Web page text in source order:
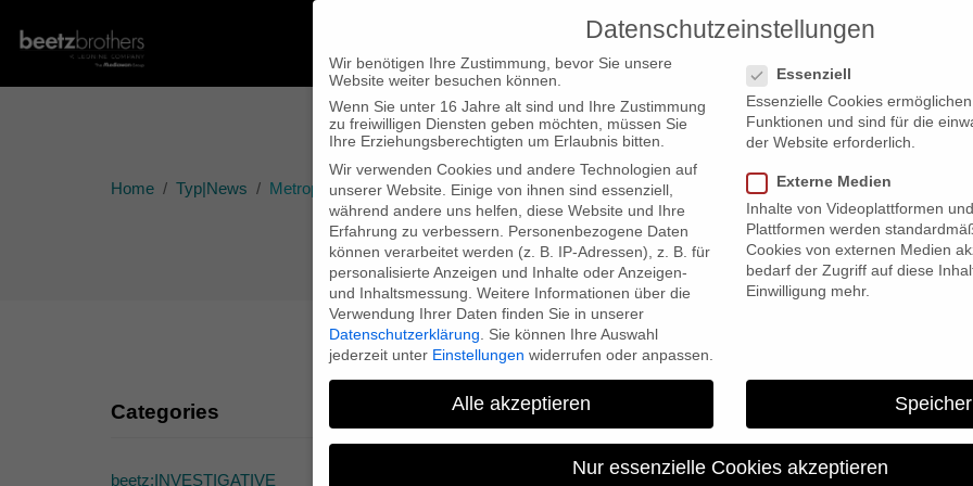
PRODUCTIONS
Home Typ|News Metropolis-Beitrag “Stéphane Hessel” nominiert bei “LiteraVision 2012”
Metropolis-Beitrag “Stéphane
“LiteraVision
Categories
beetz:INVESTIGATIVE
Datenschutzeinstellungen
Wir benötigen Ihre Zustimmung, bevor Sie unsere
Website weiter besuchen können.
Wenn Sie unter 16 Jahre alt sind und Ihre Zustimmung
zu freiwilligen Diensten geben möchten, müssen Sie
Ihre Erziehungsberechtigten um Erlaubnis bitten.
Wir verwenden Cookies und andere Technologien auf
unserer Website. Einige von ihnen sind essenziell,
während andere uns helfen, diese Website und Ihre
Erfahrung zu verbessern.
Personenbezogene Daten
können verarbeitet werden (z. B. IP-Adressen), z. B. für
personalisierte Anzeigen und Inhalte oder Anzeigen-
und Inhaltsmessung. Weitere Informationen über die
Verwendung Ihrer Daten finden Sie in unserer
Datenschutzerklärung
Sie können Ihre Auswahl
jederzeit unter Einstellungen widerrufen oder anpassen.
Essenziell
Essenzielle Cookies
Funktionen und sind für die
der Website erforderlich.
Externe Medien
Inhalte von Videoplattformen
Plattformen werden
Cookies von externen Medien
bedarf der Zugriff auf diese
Einwilligung mehr.
Alle akzeptieren
Nur essenzielle Cookies akzeptieren